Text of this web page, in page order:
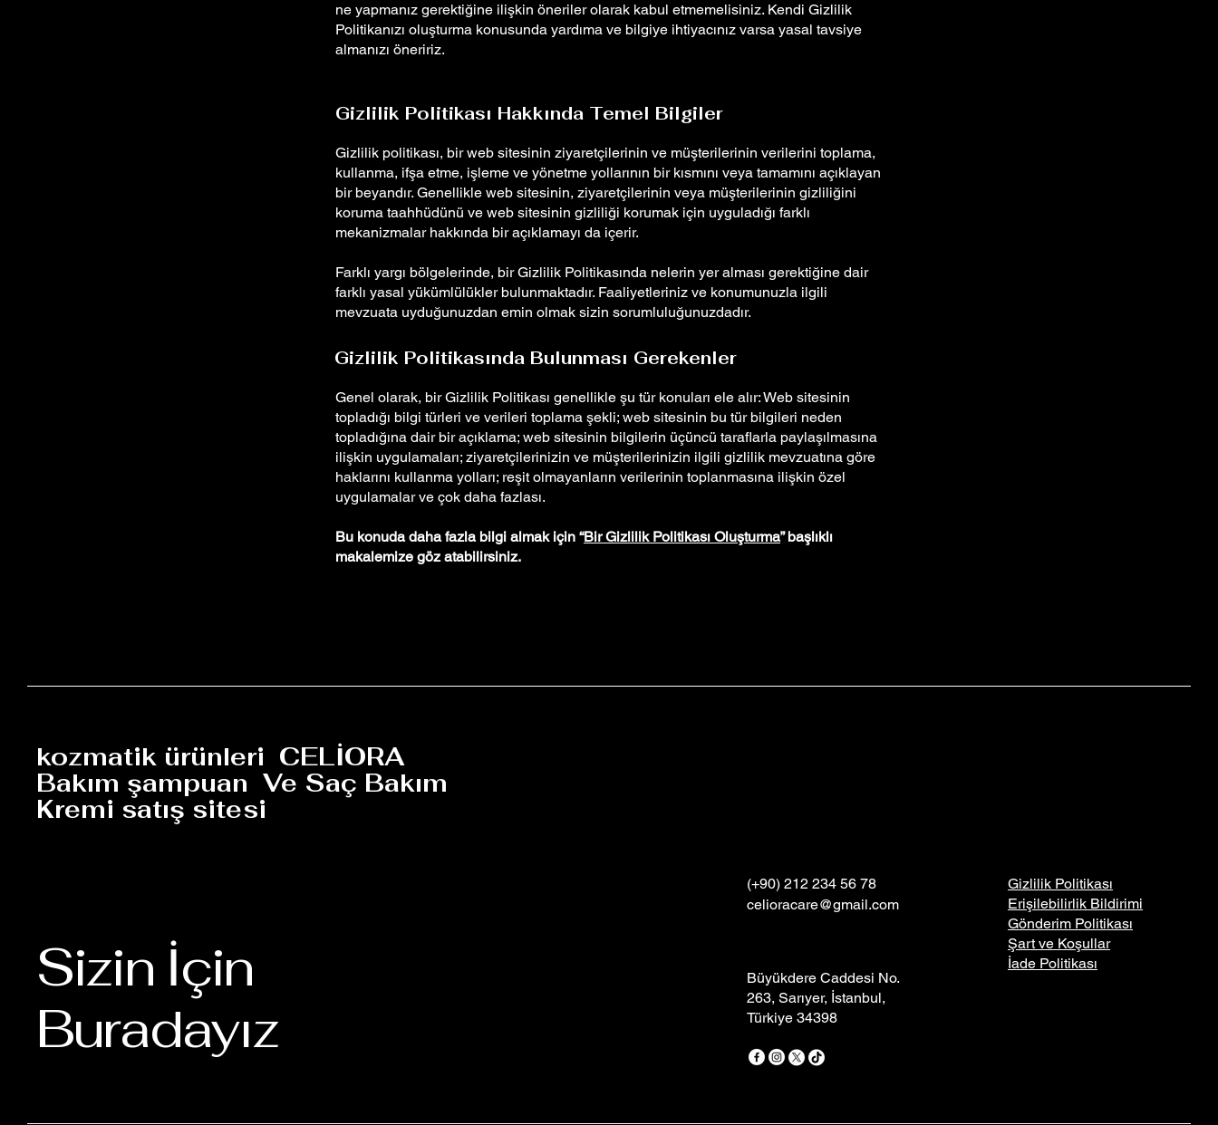
ne yapmanız gerektiğine ilişkin öneriler olarak kabul etmemelisiniz. Kendi Gizlilik
Politikanızı oluşturma konusunda yardıma ve bilgiye ihtiyacınız varsa yasal tavsiye
almanızı öneririz.
Gizlilik Politikası Hakkında Temel Bilgiler
Gizlilik politikası, bir web sitesinin ziyaretçilerinin ve müşterilerinin verilerini toplama,
kullanma, ifşa etme, işleme ve yönetme yollarının bir kısmını veya tamamını açıklayan
bir beyandır. Genellikle web sitesinin, ziyaretçilerinin veya müşterilerinin gizliliğini
koruma taahhüdünü ve web sitesinin gizliliği korumak için uyguladığı farklı
mekanizmalar hakkında bir açıklamayı da içerir.
Farklı yargı bölgelerinde, bir Gizlilik Politikasında nelerin yer alması gerektiğine dair
farklı yasal yükümlülükler bulunmaktadır. Faaliyetleriniz ve konumunuzla ilgili
mevzuata uyduğunuzdan emin olmak sizin sorumluluğunuzdadır.
Gizlilik Politikasında Bulunması Gerekenler
Genel olarak, bir Gizlilik Politikası genellikle şu tür konuları ele alır: Web sitesinin
topladığı bilgi türleri ve verileri toplama şekli; web sitesinin bu tür bilgileri neden
topladığına dair bir açıklama; web sitesinin bilgilerin üçüncü taraflarla paylaşılmasına
ilişkin uygulamaları; ziyaretçilerinizin ve müşterilerinizin ilgili gizlilik mevzuatına göre
haklarını kullanma yolları; reşit olmayanların verilerinin toplanmasına ilişkin özel
uygulamalar ve çok daha fazlası.
Bu konuda daha fazla bilgi almak için “Bir Gizlilik Politikası Oluşturma” başlıklı
makalemize göz atabilirsiniz.
kozmatik ürünleri CELİORA
Bakım şampuan Ve Saç Bakım
Kremi satış sitesi
Sizin İçin
Buradayız
(+90) 212 234 56 78
celioracare@gmail.com
Büyükdere Caddesi No.
263, Sarıyer, İstanbul,
Türkiye 34398
Gizlilik Politikası
Erişilebilirlik Bildirimi
Gönderim Politikası
Şart ve Koşullar
İade Politikası